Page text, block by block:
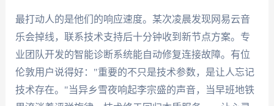
最打动人的是他们的响应速度。某次凌晨发现网易云音
乐会掉线，联系技术支持后十分钟收到新节点方案。专
业团队开发的智能诊断系统能自动修复连接故障。有位
伦敦用户说得好："重要的不只是技术参数，是让人忘记
技术存在。"当异乡雪夜响起李宗盛的声音，当早班地铁